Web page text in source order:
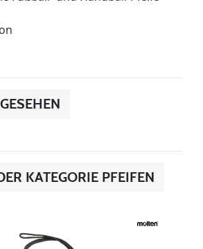
KATEGORIE PFEIFEN